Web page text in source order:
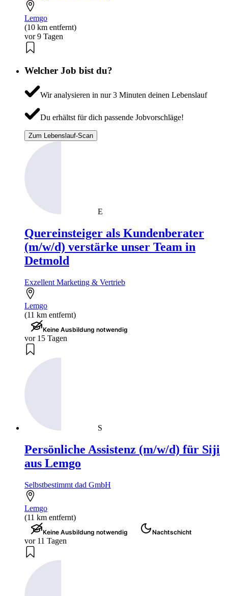
Lemgo
(10 km entfernt)
vor 9 Tagen
Welcher Job bist du?
Wir analysieren in nur 3 Minuten deinen Lebenslauf
Du erhältst für dich passende Jobvorschläge!
Zum Lebenslauf-Scan
E
Quereinsteiger als Kundenberater
(m/w/d) verstärke unser Team in
Detmold
Exzellent Marketing & Vertrieb
Lemgo
(11 km entfernt)
Keine Ausbildung notwendig
vor 15 Tagen
S
Persönliche Assistenz (m/w/d) für Siji
aus Lemgo
Selbstbestimmt dad GmbH
Lemgo
(11 km entfernt)
Keine Ausbildung notwendig Nachtschicht
vor 11 Tagen